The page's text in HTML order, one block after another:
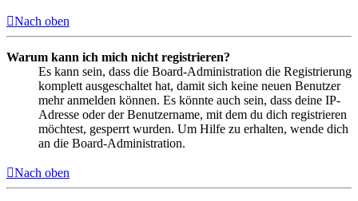
Nach oben
Warum kann ich mich nicht registrieren?
Es kann sein, dass die Board-Administration die Registrierung
komplett ausgeschaltet hat, damit sich keine neuen Benutzer
mehr anmelden können. Es könnte auch sein, dass deine IP-
Adresse oder der Benutzername, mit dem du dich registrieren
möchtest, gesperrt wurden. Um Hilfe zu erhalten, wende dich
an die Board-Administration.
Nach oben